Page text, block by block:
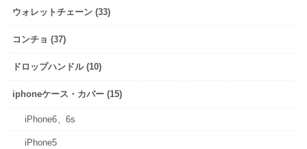
ウォレットチェーン (33)
コンチョ (37)
ドロップハンドル (10)
iphoneケース・カバー (15)
iPhone6、6s
iPhone5